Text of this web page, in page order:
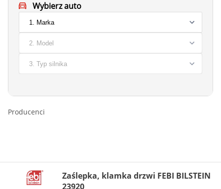
Wybierz auto
Producenci
Zaślepka, klamka drzwi FEBI BILSTEIN
23920